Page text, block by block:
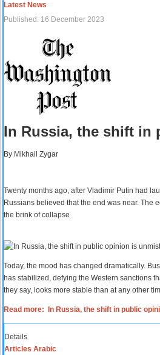
Latest News
Published: 16 December 2023
In Russia, the shift in
By Mikhail Zygar
Twenty months ago, after Vladimir Putin had
Russians believed that the end was near. The
the brink of collapse
Today, the mood has changed dramatically.
has stabilized, defying the Western sanctions
they say, looks more stable than at any other
Read more: In Russia, the shift in public
Details
Articles Arabic